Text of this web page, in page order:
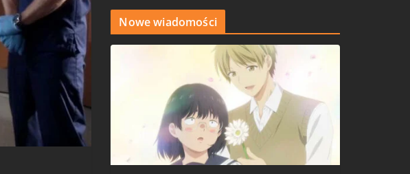
Nowe wiadomości